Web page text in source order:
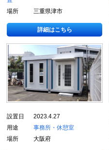
場所
三重県津市
詳細はこちら
設置日
2023.4.27
用途
事務所・休憩室
場所
大阪府